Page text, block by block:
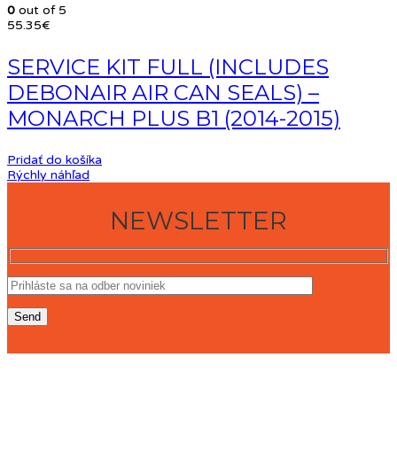
0 out of 5
55.35€
SERVICE KIT FULL (INCLUDES
DEBONAIR AIR CAN SEALS) –
MONARCH PLUS B1 (2014-2015)
Pridať do košíka
Rýchly náhľad
NEWSLETTER